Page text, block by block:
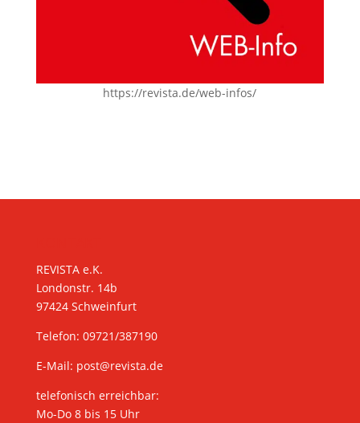
https://revista.de/web-infos/
REVISTA e.K.
Londonstr. 14b
97424 Schweinfurt
Telefon: 09721/387190
E-Mail: post@revista.de
telefonisch erreichbar:
Mo-Do 8 bis 15 Uhr